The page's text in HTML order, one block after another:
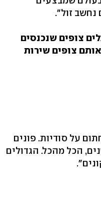
נחשב זול".
צופים שנכנסים
צופים שירות
על סודיות. פונים
הכל מהכל. הגדולים